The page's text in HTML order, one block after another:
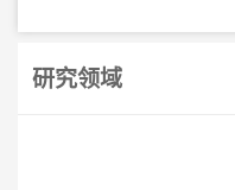
研究领域